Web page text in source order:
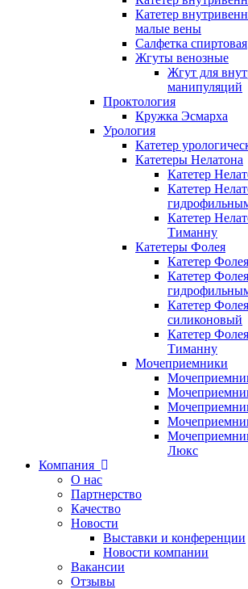
Катетер
малые вены
Салфетка спиртовая
Жгуты венозные
Жгут для
манипуляций
Проктология
Кружка Эсмарха
Урология
Катетер
Катетеры Нелатона
Катетер
Катетер
Катетер
Тиманну
Катетеры Фолея
Катетер Фолея
Катетер
Катетер
силиконовый
Катетер
Тиманну
Мочеприемники
Люкс
Компания
О нас
Партнерство
Качество
Новости
Выставки и конференции
Новости компании
Вакансии
Отзывы